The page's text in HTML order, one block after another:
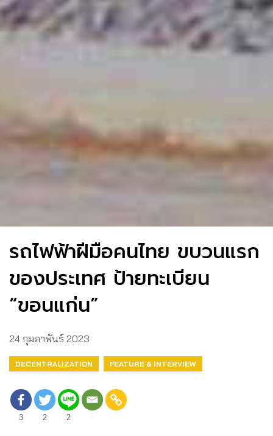
รถไฟฟ้าฝีมือคนไทย ขบวนแรก
ของประเทศ ป้ายทะเบียน
“ขอนแก่น”
24 กุมภาพันธ์ 2023
DECENTRALIZATION FEATURE & INTERVIEW
3 2 2